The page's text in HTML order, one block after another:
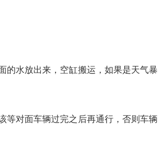
的水放出来，空缸搬运，如果是天气暴
等对面车辆过完之后再通行，否则车辆